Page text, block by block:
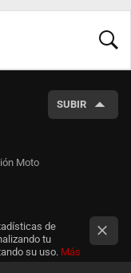
SUBIR
Moto
de
tu
su uso. Más